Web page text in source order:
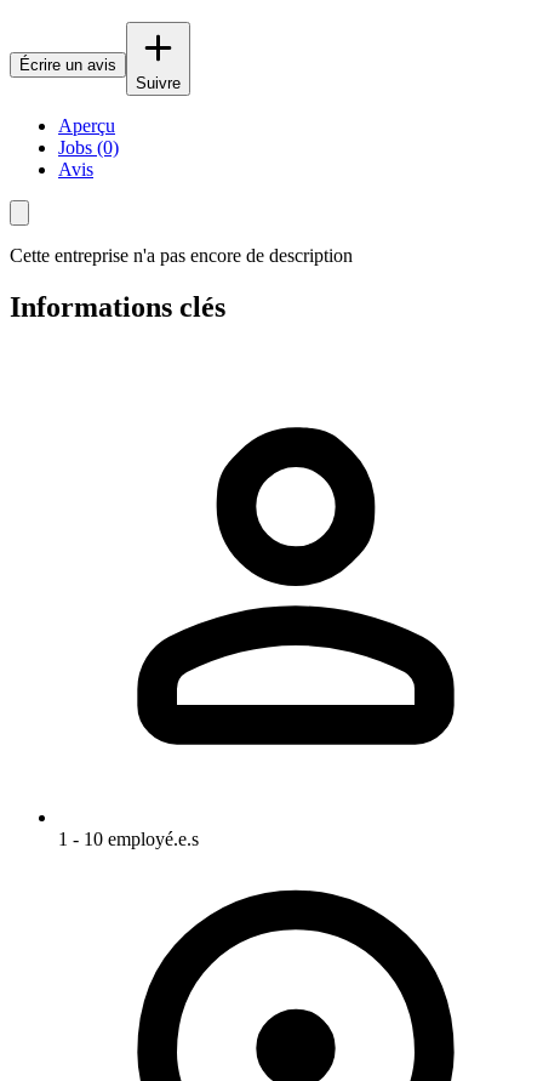
Écrire un avis
Suivre
Aperçu
Jobs (0)
Avis
Cette entreprise n'a pas encore de description
Informations clés
1 - 10 employé.e.s